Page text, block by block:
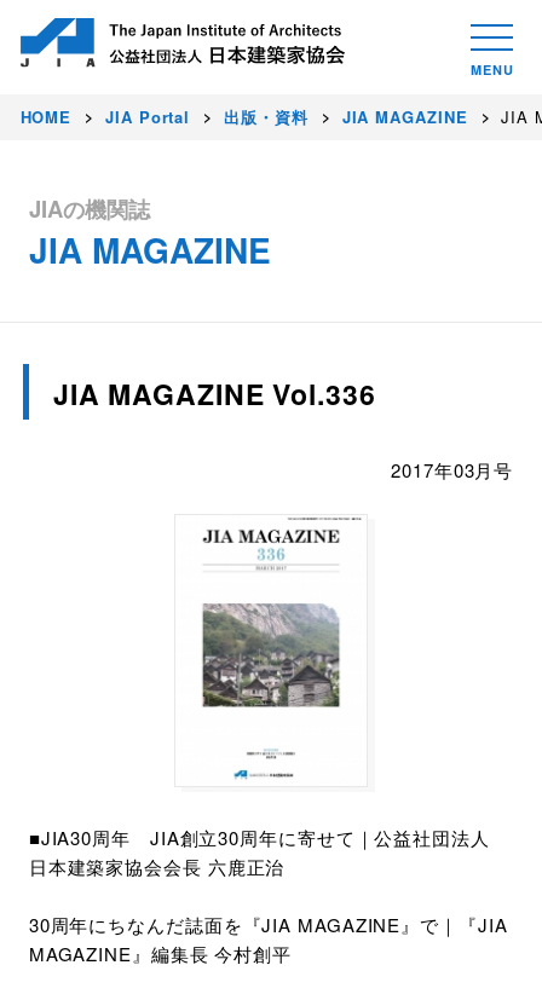
HOME JIA Portal 出版・資料 JIA MAGAZINE JIA
JIAの機関誌
JIA MAGAZINE
JIA MAGAZINE Vol.336
2017年03月号
■JIA30周年 JIA創立30周年に寄せて｜公益社団法人
日本建築家協会会長 六鹿正治
30周年にちなんだ誌面を『JIA MAGAZINE』で｜『JIA
MAGAZINE』編集長 今村創平